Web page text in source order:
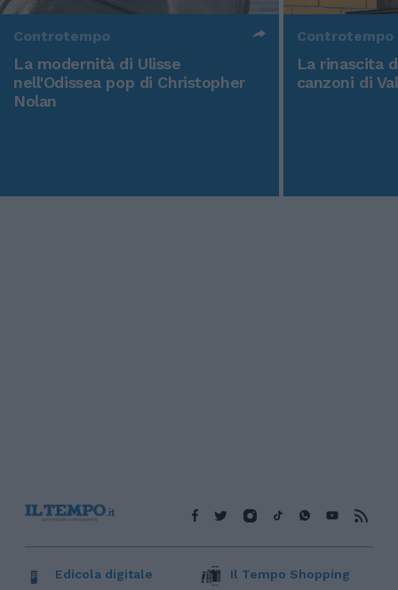
Controtempo
La modernità di Ulisse
nell'Odissea pop di Christopher
Nolan
Controtempo
La rinascita
canzoni di
Edicola digitale Il Tempo Shopping